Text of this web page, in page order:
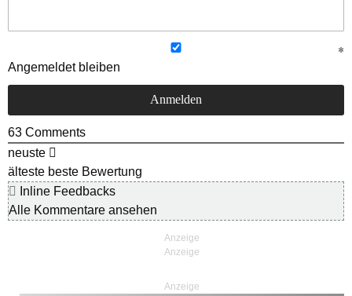
Angemeldet bleiben
63 Comments
neuste
älteste beste Bewertung
Inline Feedbacks
Alle Kommentare ansehen
Anzeige